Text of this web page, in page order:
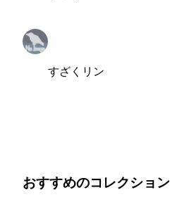
すざくリン
おすすめのコレクション